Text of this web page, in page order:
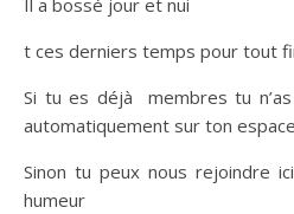
Il a bossé jour et nui
t ces derniers temps pour tout
Si tu es déjà membres tu
automatiquement sur ton
Sinon tu peux nous rejoindre
humeur